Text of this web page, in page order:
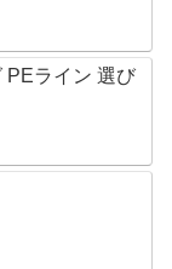
PEライン 選び